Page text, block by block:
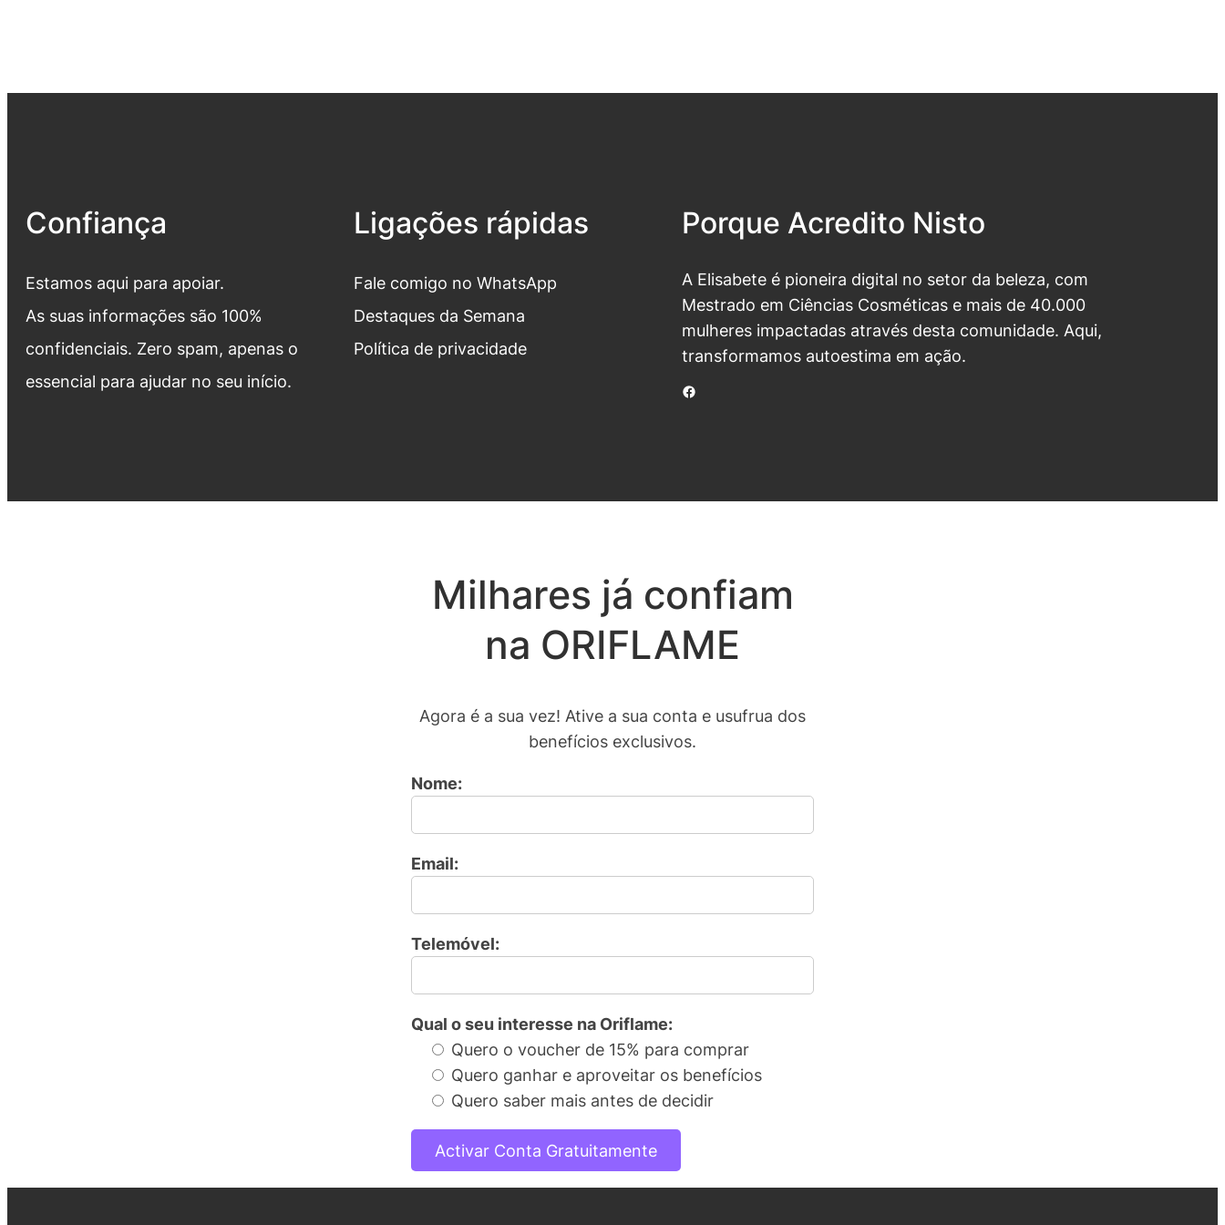
Confiança
Estamos aqui para apoiar.
As suas informações são 100%
confidenciais. Zero spam, apenas o
essencial para ajudar no seu início.
Ligações rápidas
Fale comigo no WhatsApp
Destaques da Semana
Política de privacidade
Porque Acredito Nisto
A Elisabete é pioneira digital no setor da beleza, com
Mestrado em Ciências Cosméticas e mais de 40.000
mulheres impactadas através desta comunidade. Aqui,
transformamos autoestima em ação.
Facebook
Milhares já confiam
na ORIFLAME
Agora é a sua vez! Ative a sua conta e usufrua dos
benefícios exclusivos.
Nome:
Email:
Telemóvel:
Qual o seu interesse na Oriflame:
Quero o voucher de 15% para comprar
Quero ganhar e aproveitar os benefícios
Quero saber mais antes de decidir